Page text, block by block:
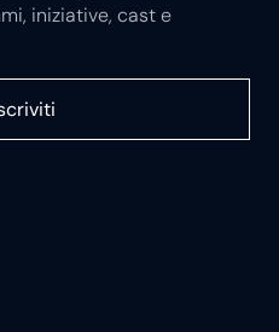
iniziative, cast e